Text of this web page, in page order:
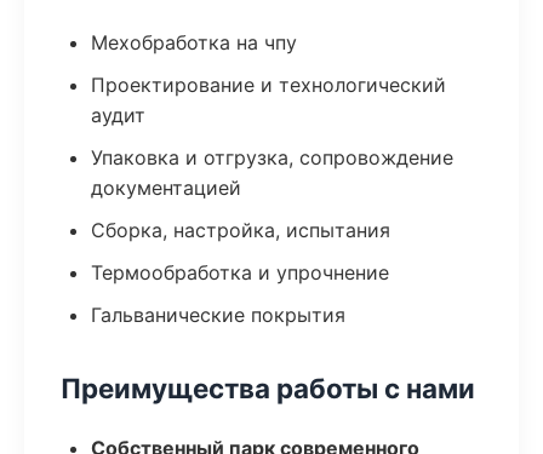
Мехобработка на чпу
Проектирование и технологический
аудит
Упаковка и отгрузка, сопровождение
документацией
Сборка, настройка, испытания
Термообработка и упрочнение
Гальванические покрытия
Преимущества работы с нами
Собственный парк современного